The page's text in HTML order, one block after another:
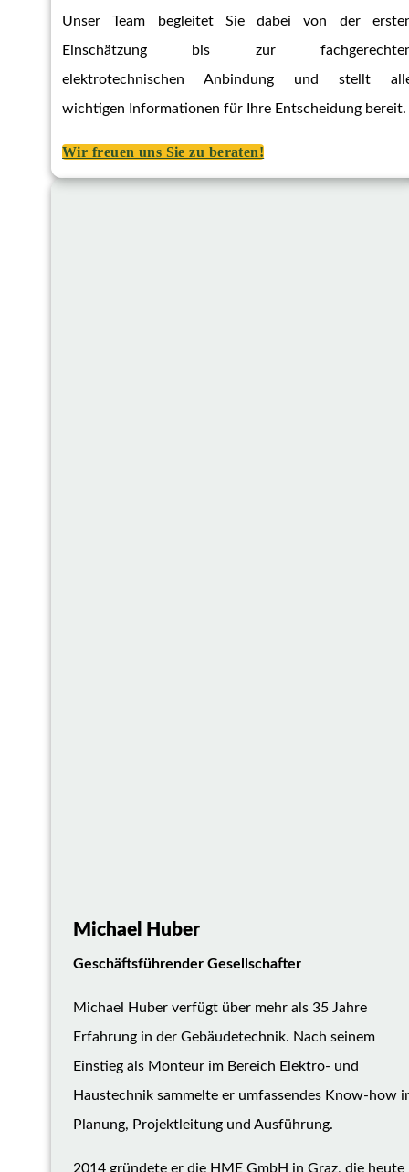
Unser Team begleitet Sie dabei von der
Einschätzung bis zur
elektrotechnischen Anbindung und stellt
wichtigen Informationen für Ihre Entscheidung bereit.
Wir freuen uns Sie zu beraten!
Michael Huber
Geschäftsführender Gesellschafter
Michael Huber verfügt über mehr als 35 Jahre
Erfahrung in der Gebäudetechnik. Nach seinem
Einstieg als Monteur im Bereich Elektro- und
Haustechnik sammelte er umfassendes Know-how
Planung, Projektleitung und Ausführung.
2014 gründete er die HME GmbH in Graz, die heute